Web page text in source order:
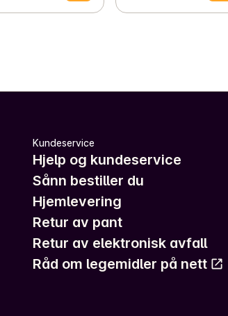
Kundeservice
Hjelp og kundeservice
Sånn bestiller du
Hjemlevering
Retur av pant
Retur av elektronisk avfall
Råd om legemidler på nett